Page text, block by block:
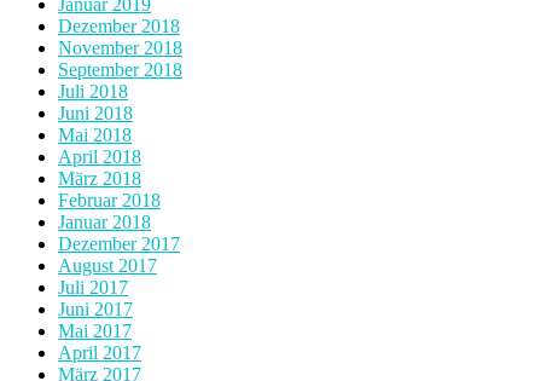
Dezember 2018
November 2018
September 2018
Juli 2018
Juni 2018
Mai 2018
April 2018
März 2018
Februar 2018
Januar 2018
Dezember 2017
August 2017
Juli 2017
Juni 2017
Mai 2017
April 2017
März 2017